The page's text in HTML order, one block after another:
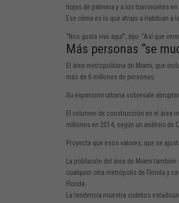
hojas de palmera y a los transeúntes en
Ese clima es lo que atrajo a Habibian a
“Nos gusta vivir aquí”, dijo. “Así que
Más personas “se
El área metropolitana de Miami, que
más de 6 millones de personas.
Su expansión urbana sobresale
El volumen de construcción en el área
millones en 2014, según un análisis de
Proyecta que esos valores, que se
La población del área de Miami
cualquier otra metrópolis de Florida y
Florida.
La tendencia muestra cuántos